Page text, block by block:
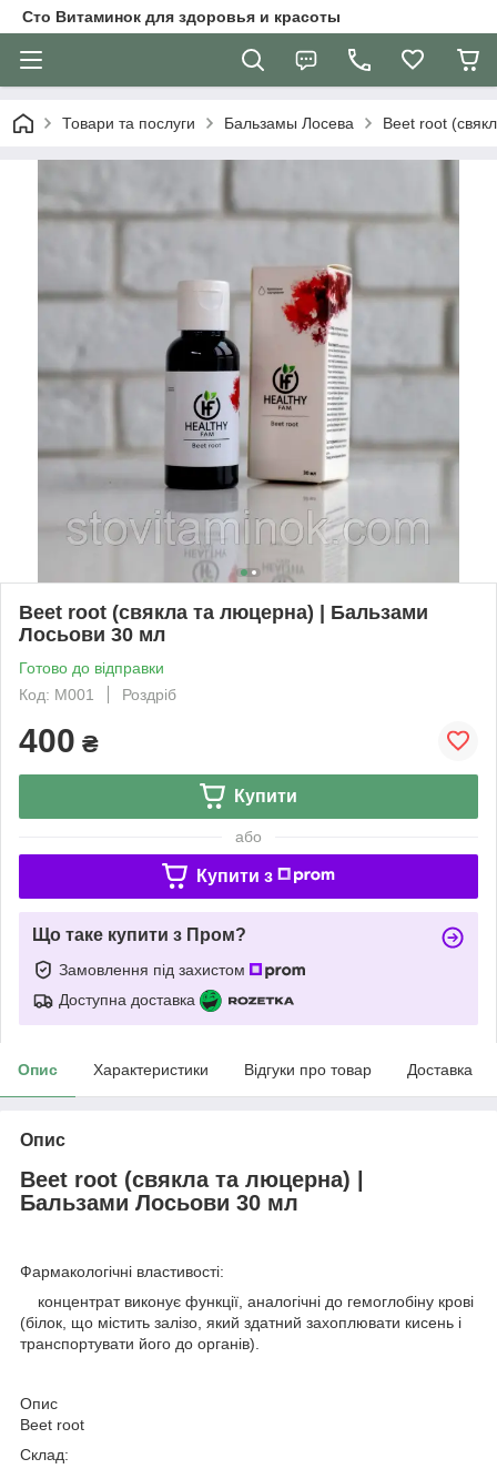
Сто Витаминок для здоровья и красоты
Товари та послуги Бальзамы Лосева Beet root
Beet root (свякла та люцерна) | Бальзами
Лосьови 30 мл
Готово до відправки
Код: М001
Роздріб
400 ₴
Купити
або
Купити з
Що таке купити з Пром?
Замовлення під захистом
Доступна доставка
Опис Характеристики Відгуки про товар Доставка
Опис
Beet root (свякла та люцерна) |
Бальзами Лосьови 30 мл
Фармакологічні властивості:
концентрат виконує функції, аналогічні до гемоглобіну крові
(білок, що містить залізо, який здатний захоплювати кисень і
транспортувати його до органів).
Опис
Beet root
Склад: